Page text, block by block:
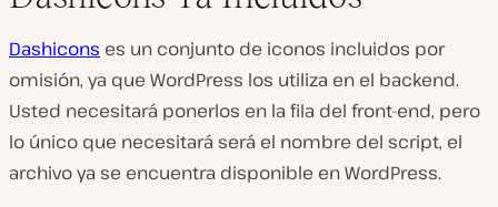
Dashicons es un conjunto de iconos incluidos por
omisión, ya que WordPress los utiliza en el backend.
Usted necesitará ponerlos en la fila del front-end, pero
lo único que necesitará será el nombre del script, el
archivo ya se encuentra disponible en WordPress.